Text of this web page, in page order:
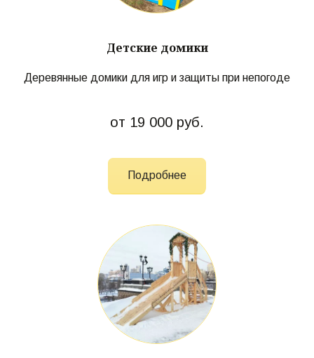
Детские домики
Деревянные домики для игр и защиты при непогоде
от 19 000 руб.
Подробнее